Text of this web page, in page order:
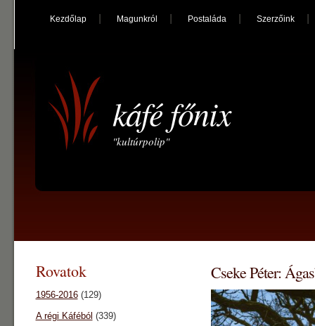
Kezdőlap Magunkról Postaláda Szerzőink
káfé főnix
"kultúrpolip"
Cseke Péter:
Rovatok
1956-2016(129)
A régi Káféból (339)